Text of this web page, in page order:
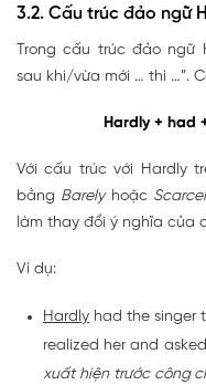
3.2. Cấu trúc đảo ngữ
Trong cấu trúc đảo ngữ
sau khi/vừa mới … thì …”.
Hardly + had
Với cấu trúc với Hardly
bằng Barelyhoặc
làm thay đổi ý nghĩa của
Ví dụ:
Hardly had the singer
realized her and
xuất hiện trước công